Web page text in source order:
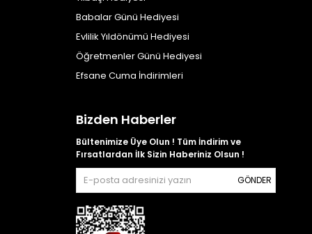
Babalar Günü Hediyesi
Evlilik Yıldönümü Hediyesi
Öğretmenler Günü Hediyesi
Efsane Cuma İndirimleri
Bizden Haberler
Bültenimize Üye Olun ! Tüm İndirim ve
Fırsatlardan İlk Sizin Haberiniz Olsun !
GÖNDER